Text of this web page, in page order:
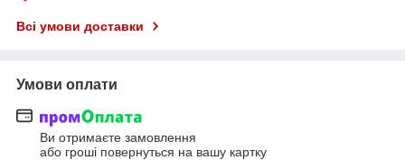
Всі умови доставки
Умови оплати
Ви отримаєте замовлення
або гроші повернуться на вашу картку